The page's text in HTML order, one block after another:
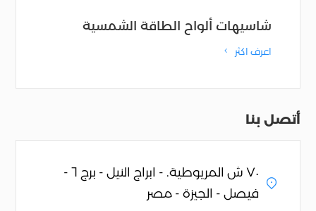
شاسيهات ألواح الطاقة الشمسية
اعرف اكثر 4
أتصل بنا
٧٠ ش المريوطية. - ابراج النيل - برج ٦ -
فيصل - الجيزة - مصر